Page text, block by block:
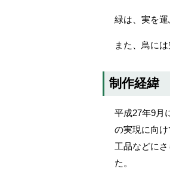
緑は、実を
また、鳥に
制作経緯
平成27年9月
の実現に向
工品などに
た。